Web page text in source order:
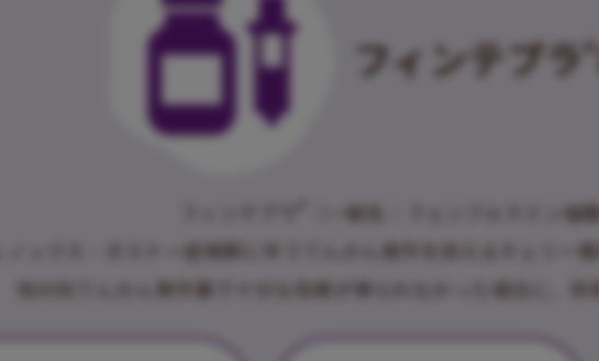
フィンテプラ®
（一般名：フェンフルラミン塩
レノックス・ガストー症候群に伴うてんかん発作を抑えるチェリー
他の抗てんかん発作薬で十分な効果が得られなかった場合に、併